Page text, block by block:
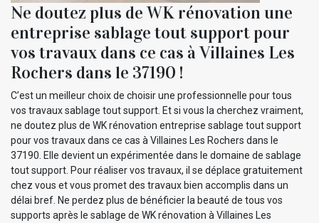
Ne doutez plus de WK rénovation une
entreprise sablage tout support pour
vos travaux dans ce cas à Villaines Les
Rochers dans le 37190 !
C’est un meilleur choix de choisir une professionnelle pour tous
vos travaux sablage tout support. Et si vous la cherchez vraiment,
ne doutez plus de WK rénovation entreprise sablage tout support
pour vos travaux dans ce cas à Villaines Les Rochers dans le
37190. Elle devient un expérimentée dans le domaine de sablage
tout support. Pour réaliser vos travaux, il se déplace gratuitement
chez vous et vous promet des travaux bien accomplis dans un
délai bref. Ne perdez plus de bénéficier la beauté de tous vos
supports après le sablage de WK rénovation à Villaines Les